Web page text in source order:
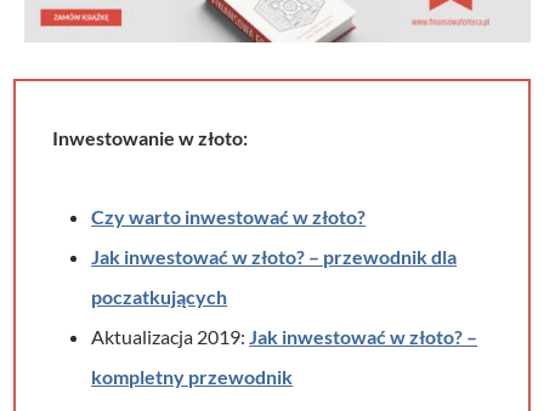
Inwestowanie w złoto:
Czy warto inwestować w złoto?
Jak inwestować w złoto? – przewodnik dla
poczatkujących
Aktualizacja 2019:Jak inwestować w złoto? –
kompletny przewodnik